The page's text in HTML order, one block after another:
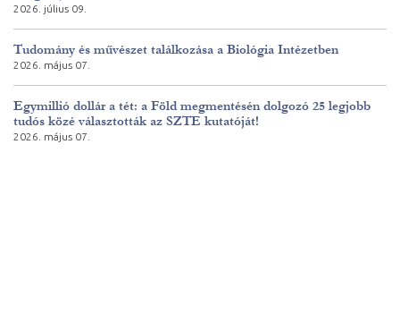
2026. július 09.
Tudomány és művészet találkozása a Biológia Intézetben
2026. május 07.
Egymillió dollár a tét: a Föld megmentésén dolgozó 25 legjobb
tudós közé választották az SZTE kutatóját!
2026. május 07.